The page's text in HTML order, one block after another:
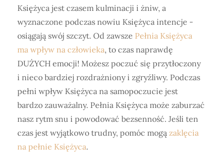
Księżyca jest czasem kulminacji i żniw, a
wyznaczone podczas nowiu Księżyca intencje -
osiągają swój szczyt. Od zawsze Pełnia Księżyca
ma wpływ na człowieka, to czas naprawdę
DUŻYCH emocji! Możesz poczuć się przytłoczony
i nieco bardziej rozdrażniony i zgryźliwy. Podczas
pełni wpływ Księżyca na samopoczucie jest
bardzo zauważalny. Pełnia Księżyca może zaburzać
nasz rytm snu i powodować bezsenność. Jeśli ten
czas jest wyjątkowo trudny, pomóc mogą zaklęcia
na pełnie Księżyca.